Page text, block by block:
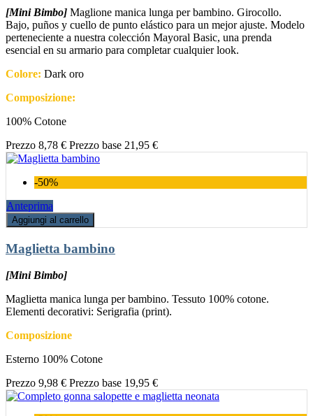
[Mini Bimbo] Maglione manica lunga per bambino. Girocollo.
Bajo, puños y cuello de punto elástico para un mejor ajuste. Modelo
perteneciente a nuestra colección Mayoral Basic, una prenda
esencial en su armario para completar cualquier look.
Colore: Dark oro
Composizione:
100% Cotone
Prezzo 8,78 € Prezzo base 21,95 €
-50%
Anteprima
Aggiungi al carrello
Maglietta bambino
[Mini Bimbo]
Maglietta manica lunga per bambino. Tessuto 100% cotone.
Elementi decorativi: Serigrafia (print).
Composizione
Esterno 100% Cotone
Prezzo 9,98 € Prezzo base 19,95 €